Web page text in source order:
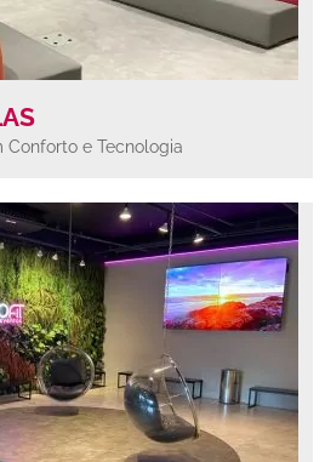
Conforto e Tecnologia